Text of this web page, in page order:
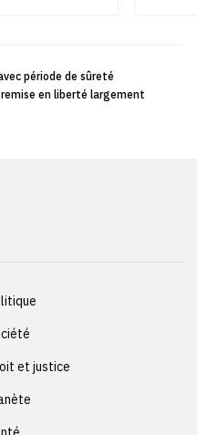
période de sûreté
remise en liberté largement
et justice